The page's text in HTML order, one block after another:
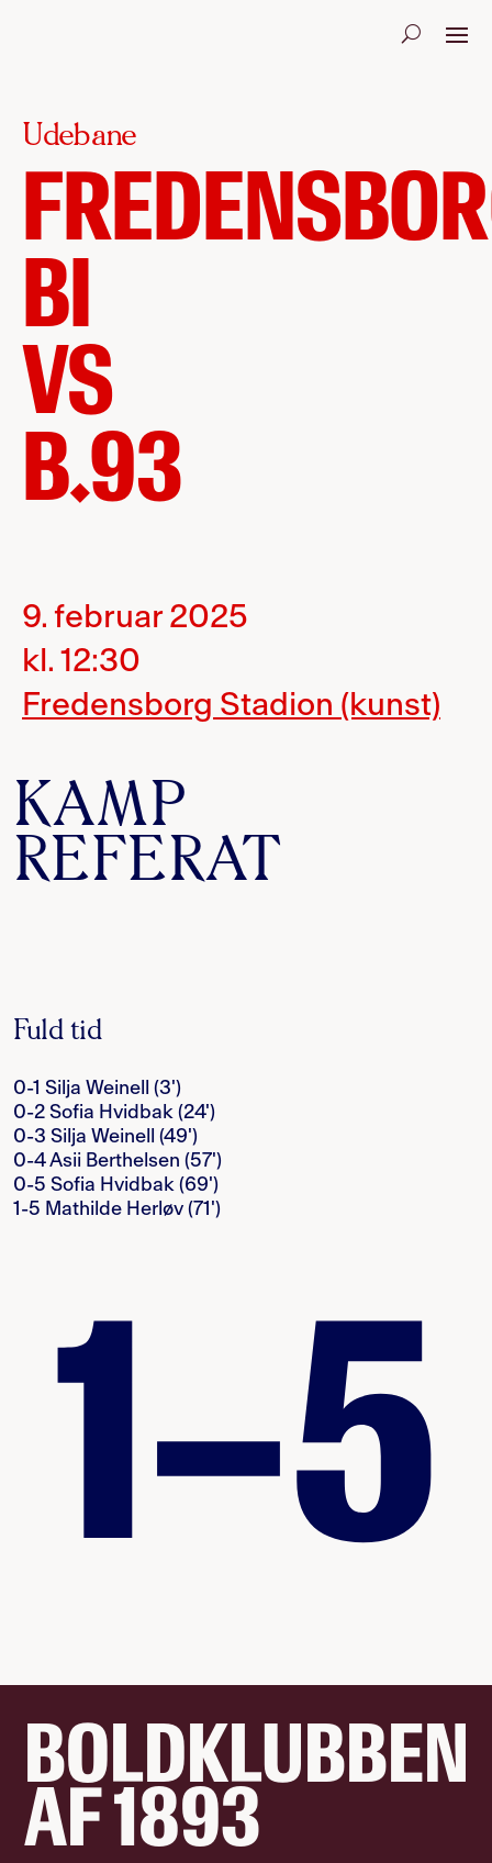
Udebane
BI
VS
B.93
9. februar 2025
kl. 12:30
Fredensborg Stadion (kunst)
KAMP
REFERAT
Fuld tid
0-1 Silja Weinell (3')
0-2 Sofia Hvidbak (24')
0-3 Silja Weinell (49')
0-4 Asii Berthelsen (57')
0-5 Sofia Hvidbak (69')
1-5 Mathilde Herløv (71')
1–5
BOLDKLUBBEN
AF 1893